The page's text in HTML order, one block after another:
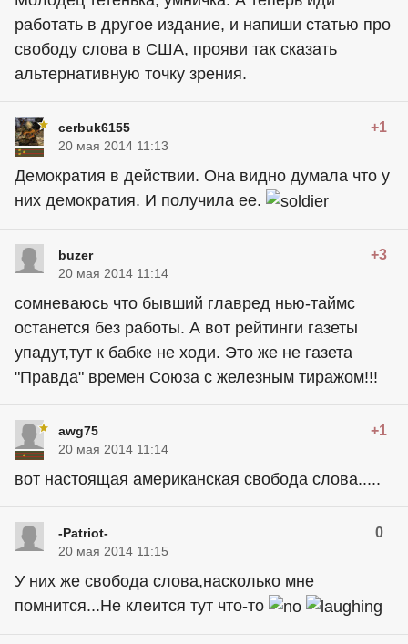
работать в другое издание, и напиши статью про
свободу слова в США, прояви так сказать
альтернативную точку зрения.
cerbuk6155 +1
20 мая 2014 11:13
Демократия в действии. Она видно думала что у
них демократия. И получила ее.
buzer +3
20 мая 2014 11:14
сомневаюсь что бывший главред нью-таймс
останется без работы. А вот рейтинги газеты
упадут,тут к бабке не ходи. Это же не газета
"Правда" времен Союза с железным тиражом!!!
awg75 +1
20 мая 2014 11:14
вот настоящая американская свобода слова.....
-Patriot- 0
20 мая 2014 11:15
У них же свобода слова,насколько мне
помнится...Не клеится тут что-то